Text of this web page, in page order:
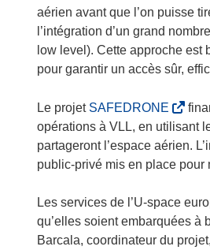
aérien avant que l’on puisse
l’intégration d’un grand
low level). Cette approche
pour garantir un accès sûr,
Le projet SAFEDRONE
s
’
o
v
r
e
opérations à VLL, en utilisant
partageront l’espace aérien.
public-privé mis en place pour
Les services de l’U-space
qu’elles soient embarquées à
Barcala, coordinateur du